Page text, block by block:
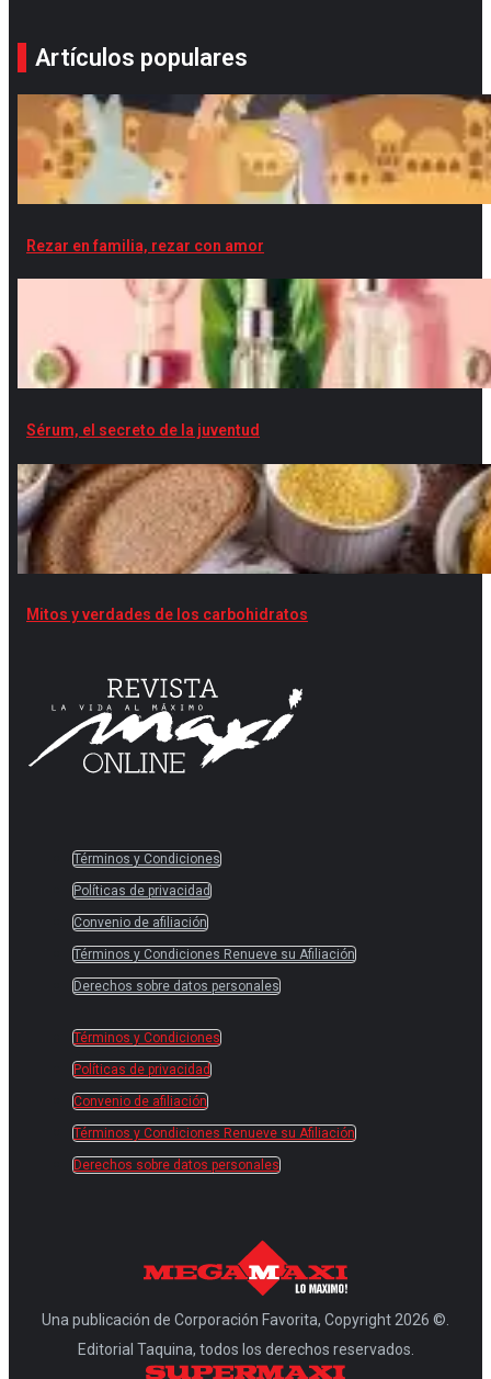
Artículos populares
Rezar en familia, rezar con amor
Sérum, el secreto de la juventud
Mitos y verdades de los carbohidratos
Términos y Condiciones
Políticas de privacidad
Convenio de afiliación
Términos y Condiciones Renueve su Afiliación
Derechos sobre datos personales
Términos y Condiciones
Políticas de privacidad
Convenio de afiliación
Términos y Condiciones Renueve su Afiliación
Derechos sobre datos personales
Una publicación de Corporación Favorita, Copyright 2026 ©.
Editorial Taquina, todos los derechos reservados.